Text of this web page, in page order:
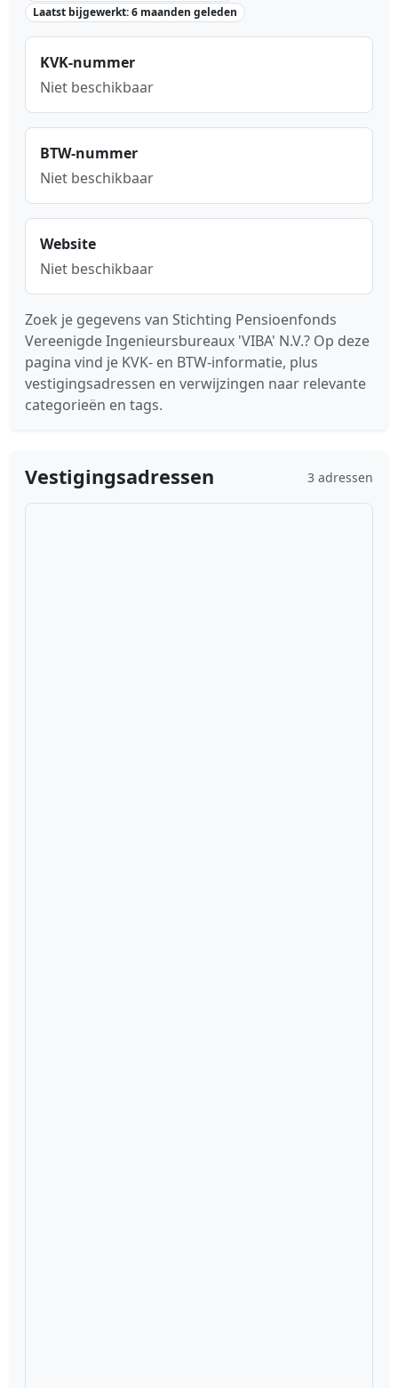
Laatst bijgewerkt: 6 maanden geleden
KVK-nummer
Niet beschikbaar
BTW-nummer
Niet beschikbaar
Website
Niet beschikbaar
Zoek je gegevens van Stichting Pensioenfonds
Vereenigde Ingenieursbureaux 'VIBA' N.V.? Op deze
pagina vind je KVK- en BTW-informatie, plus
vestigingsadressen en verwijzingen naar relevante
categorieën en tags.
Vestigingsadressen 3 adressen